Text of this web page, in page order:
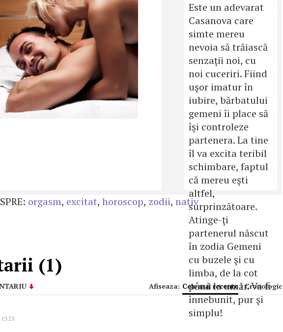
Este un adevarat
Casanova care
simte mereu
nevoia să trăiască
senzaţii noi, cu
noi cuceriri. Fiind
uşor imatur în
iubire, bărbatului
gemeni îi place să
îşi controleze
partenera. La tine
îl va excita teribil
schimbare, faptul
că mereu eşti
altfel,
surprinzătoare.
Atinge-ţi
partenerul născut
în zodia Gemeni
cu buzele şi cu
limba, de la cot
până la umăr. Va fi
înnebunit, pur şi
simplu!
orgasm, excitat, horoscop, zodii, nativ
(1)
Afiseaza: Cele mai recente | Cronologic